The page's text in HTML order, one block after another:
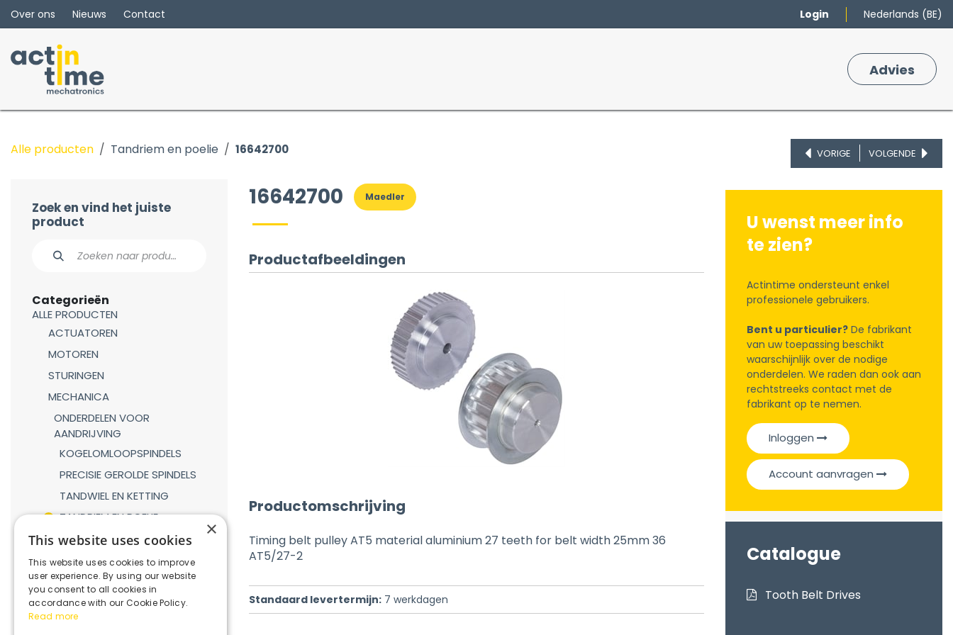
Overslaan naar inhoud
Over ons Nieuws Contact Login Nederlands (BE)
Adv​ies
Alle producten Tandriem en poelie 16642700 VORIGE VOLGENDE
Zoek en vind het juiste
product
Categorieën
ALLE PRODUCTEN
ACTUATOREN
MOTOREN
STURINGEN
MECHANICA
ONDERDELEN VOOR
AANDRIJVING
KOGELOMLOOPSPINDELS
PRECISIE GEROLDE SPINDELS
TANDWIEL EN KETTING
TANDRIEM EN POELIE
TANDHEUGEL EN TANDWIEL
LINEAIRE GELEIDINGEN
GASVEREN
KOPPELINGEN
REDUCTIEKASTEN
16642700 Maedler
Productafbeeldingen
Productomschrijving
Timing belt pulley AT5 material aluminium 27 teeth for belt width 25mm 36
AT5/27-2
Standaard levertermijn: 7 werkdagen
U wenst meer info
te zien?
Actintime ondersteunt enkel
professionele gebruikers.
Bent u particulier? De fabrikant
van uw toepassing beschikt
waarschijnlijk over de nodige
onderdelen. We raden dan ook aan
rechtstreeks contact met de
fabrikant op te nemen.
Inloggen
Account aanvragen
Catalogue
Tooth Belt Drives
×
This website uses cookies
This website uses cookies to improve
user experience. By using our website
you consent to all cookies in
accordance with our Cookie Policy.
Read more